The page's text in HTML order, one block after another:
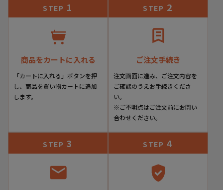
STEP 1
商品をカートに入れる
「カートに入れる」ボタンを押
し、商品を買い物カートに追加
します。
STEP 2
ご注文手続き
注文画面に進み、ご注文内容を
ご確認のうえお手続きくださ
い。
※ご不明点はご注文前にお問い
合わせください。
STEP 3 STEP 4